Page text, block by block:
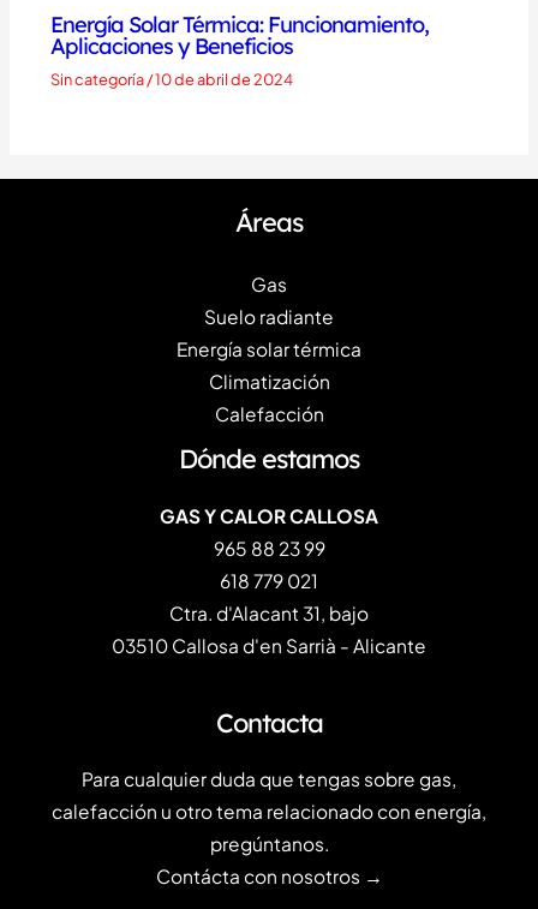
Energía Solar Térmica: Funcionamiento,
Aplicaciones y Beneficios
Sin categoría/10 de abril de 2024
Áreas
Gas
Suelo radiante
Energía solar térmica
Climatización
Calefacción
Dónde estamos
GAS Y CALOR CALLOSA
965 88 23 99
618 779 021
Ctra. d'Alacant 31, bajo
03510 Callosa d'en Sarrià - Alicante
Contacta
Para cualquier duda que tengas sobre gas,
calefacción u otro tema relacionado con energía,
pregúntanos.
Contácta con nosotros →